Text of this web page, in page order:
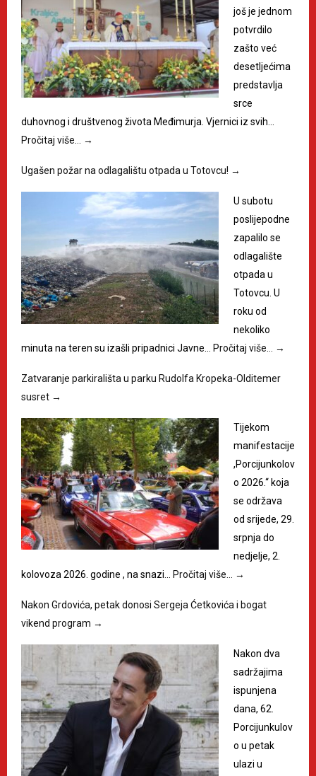
još je jednom
potvrdilo
zašto već
desetljećima
predstavlja
srce
duhovnog i društvenog života Međimurja. Vjernici iz svih…
Pročitaj više… →
Ugašen požar na odlagalištu otpada u Totovcu! →
U subotu
poslijepodne
zapalilo se
odlagalište
otpada u
Totovcu. U
roku od
nekoliko
minuta na teren su izašli pripadnici Javne… Pročitaj više… →
Zatvaranje parkirališta u parku Rudolfa Kropeka-Olditemer
susret →
Tijekom
manifestacije
,Porcijunkolov
o 2026.“ koja
se održava
od srijede, 29.
srpnja do
nedjelje, 2.
kolovoza 2026. godine , na snazi… Pročitaj više… →
Nakon Grdovića, petak donosi Sergeja Ćetkovića i bogat
vikend program →
Nakon dva
sadržajima
ispunjena
dana, 62.
Porcijunkulov
o u petak
ulazi u